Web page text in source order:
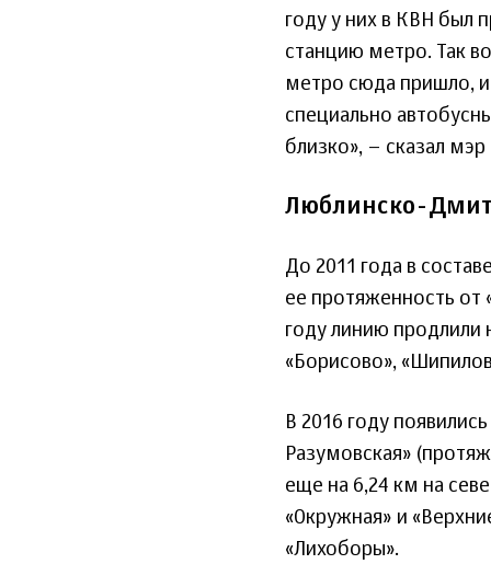
году у них в КВН был
станцию метро. Так
метро сюда пришло,
специально
близко», – сказал
Люблинско-
До 2011 года в
ее протяженность от
году линию продлили
«Борисово»,
В 2016 году
Разумовская»
еще на 6,24 км на
«Окружная» и
«Лихоборы».